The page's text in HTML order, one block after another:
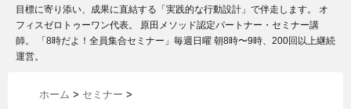
目標に寄り添い、成果に直結する「実践的な行動設計」で伴走します。 オ
フィスゼロトゥーワン代表。 原田メソッド認定パートナー・セミナー講
師。 「8時だよ！全員集合セミナー」毎週日曜 朝8時〜9時、200回以上継続
運営。
ホーム > セミナー >